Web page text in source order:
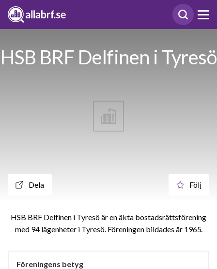
HSB BRF Delfinen i Tyresö
Dela Följ
HSB BRF Delfinen i Tyresö är en äkta bostadsrättsförening
med 94 lägenheter i Tyresö. Föreningen bildades år 1965
Föreningens betyg